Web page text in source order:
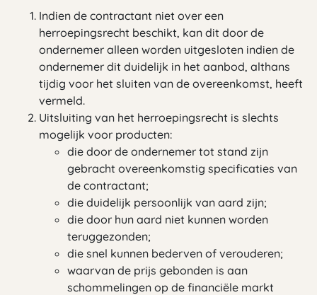
Indien de contractant niet over een
herroepingsrecht beschikt, kan dit door de
ondernemer alleen worden uitgesloten indien de
ondernemer dit duidelijk in het aanbod, althans
tijdig voor het sluiten van de overeenkomst, heeft
vermeld.
Uitsluiting van het herroepingsrecht is slechts
mogelijk voor producten:
die door de ondernemer tot stand zijn
gebracht overeenkomstig specificaties van
de contractant;
die duidelijk persoonlijk van aard zijn;
die door hun aard niet kunnen worden
teruggezonden;
die snel kunnen bederven of verouderen;
waarvan de prijs gebonden is aan
schommelingen op de financiële markt